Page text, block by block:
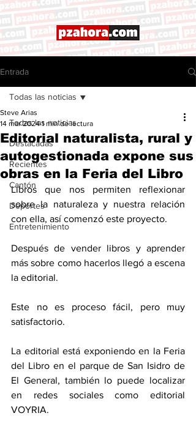
Entrada
Todas las noticias
Destacadas
Recientes
Cantón
Deportes
Entretenimiento
Todas las noticias
Editorial naturalista, rural y
autogestionada expone sus
obras en la Feria del Libro
Steve Arias
14 mar 2024 1 min de lectura
Libros que nos permiten reflexionar
sobre la naturaleza y nuestra relación
con ella, así comenzó este proyecto.
Después de vender libros y aprender
más sobre como hacerlos llegó a escena
la editorial.
Este no es proceso fácil, pero muy
satisfactorio.
La editorial está exponiendo en la Feria
del Libro en el parque de San Isidro de
El General, también lo puede localizar
en redes sociales como editorial
VOYRIA.